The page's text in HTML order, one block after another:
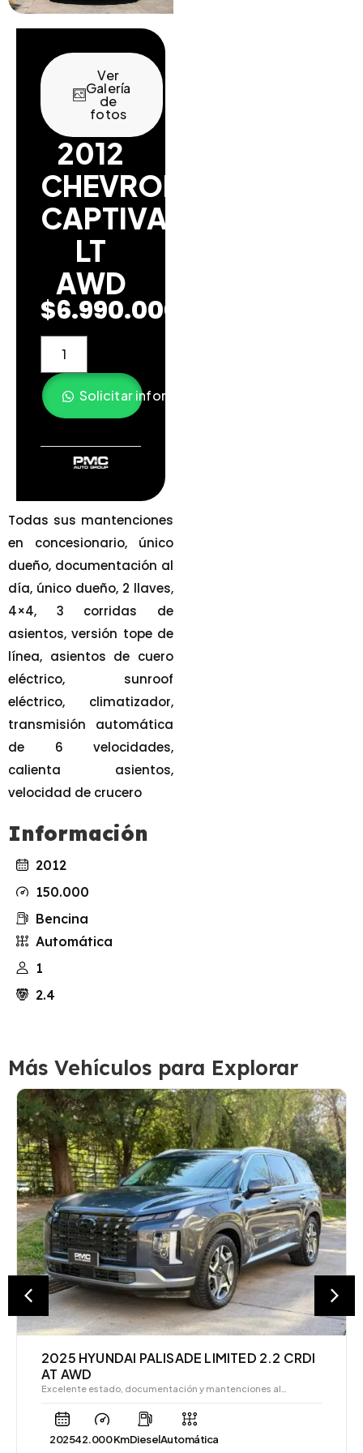
Ver
Galería
de
fotos
2012
CHEVROLET
CAPTIVA
LT
AWD
$6.990.000
Solicitar información
Todas sus mantenciones
en concesionario, único
dueño, documentación al
día, único dueño, 2 llaves,
4×4, 3 corridas de
asientos, versión tope de
línea, asientos de cuero
eléctrico, sunroof
eléctrico, climatizador,
transmisión automática
de 6 velocidades,
calienta asientos,
velocidad de crucero
Información
2012
150.000
Bencina
Automática
1
2.4
Más Vehículos para Explorar
2025 HYUNDAI PALISADE LIMITED 2.2 CRDI
AT AWD
Excelente estado, documentación y mantenciones al…
202542.000 KmDieselAutomática